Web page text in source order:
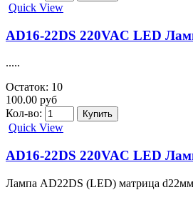
Quick View
AD16-22DS 220VAC LED
.....
Остаток: 10
100.00 руб
Кол-во:
Quick View
AD16-22DS 220VAC LED
Лампа AD22DS (LED) матрица